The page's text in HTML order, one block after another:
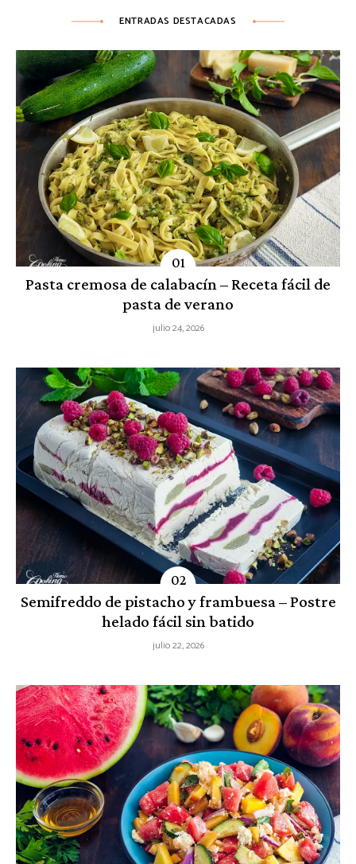
ENTRADAS DESTACADAS
Pasta cremosa de calabacín – Receta fácil de
pasta de verano
julio 24, 2026
Semifreddo de pistacho y frambuesa – Postre
helado fácil sin batido
julio 22, 2026